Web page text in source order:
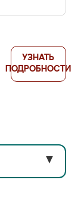
УЗНАТЬ
ПОДРОБНОСТИ
▼